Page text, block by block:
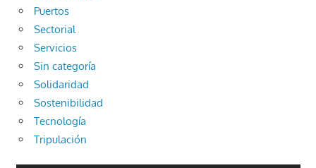
Puertos
Sectorial
Servicios
Sin categoría
Solidaridad
Sostenibilidad
Tecnología
Tripulación